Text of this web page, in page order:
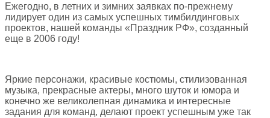
Ежегодно, в летних и зимних заявках по-прежнему
лидирует один из самых успешных тимбилдинговых
проектов, нашей команды «Праздник РФ», созданный
еще в 2006 году!
Яркие персонажи, красивые костюмы, стилизованная
музыка, прекрасные актеры, много шуток и юмора и
конечно же великолепная динамика и интересные
задания для команд, делают проект успешным уже так